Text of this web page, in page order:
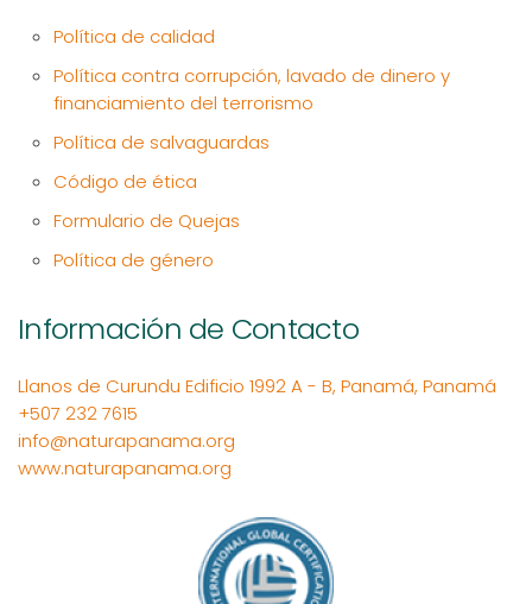
Política de calidad
Política contra corrupción, lavado de dinero y
financiamiento del terrorismo
Política de salvaguardas
Código de ética
Formulario de Quejas
Política de género
Información de Contacto
Llanos de Curundu Edificio 1992 A - B, Panamá, Panamá
+507 232 7615
info@naturapanama.org
www.naturapanama.org